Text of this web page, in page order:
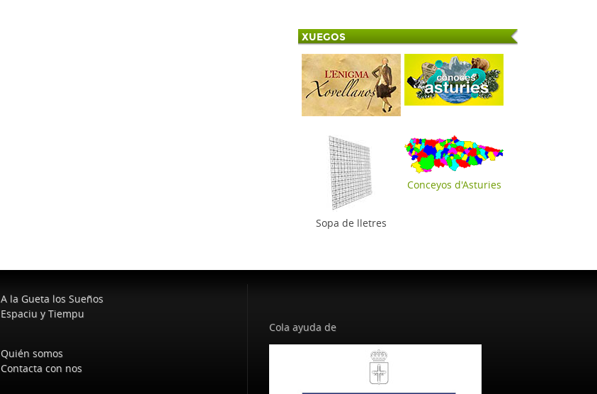
XUEGOS
Sopa de lletres
Conceyos d'Asturies
A la Gueta los Sueños
Espaciu y Tiempu
Quién somos
Contacta con nos
Cola ayuda de